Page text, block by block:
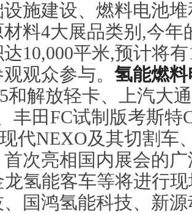
施建设、燃料电池
料4大展品类别,今年
10,000平米,预计将
观众参与。 氢能燃
和解放轻卡、上汽大
丰田FC试制版考斯特
代NEXO及其切割车
首次亮相国内展会的
龙氢能客车等将进行
国鸿氢能科技、新